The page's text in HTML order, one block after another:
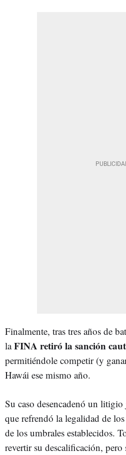
Finalmente, tras tres años de
laFINA retiró la sanción
permitiéndole competir (y
Hawái ese mismo año.
Su caso desencadenó un
que refrendó la legalidad de
de los umbrales establecidos.
revertir su descalificación,